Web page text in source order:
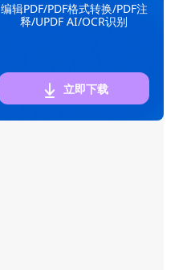
编辑PDF/PDF格式转换/PDF注
释/UPDF AI/OCR识别
立即下载